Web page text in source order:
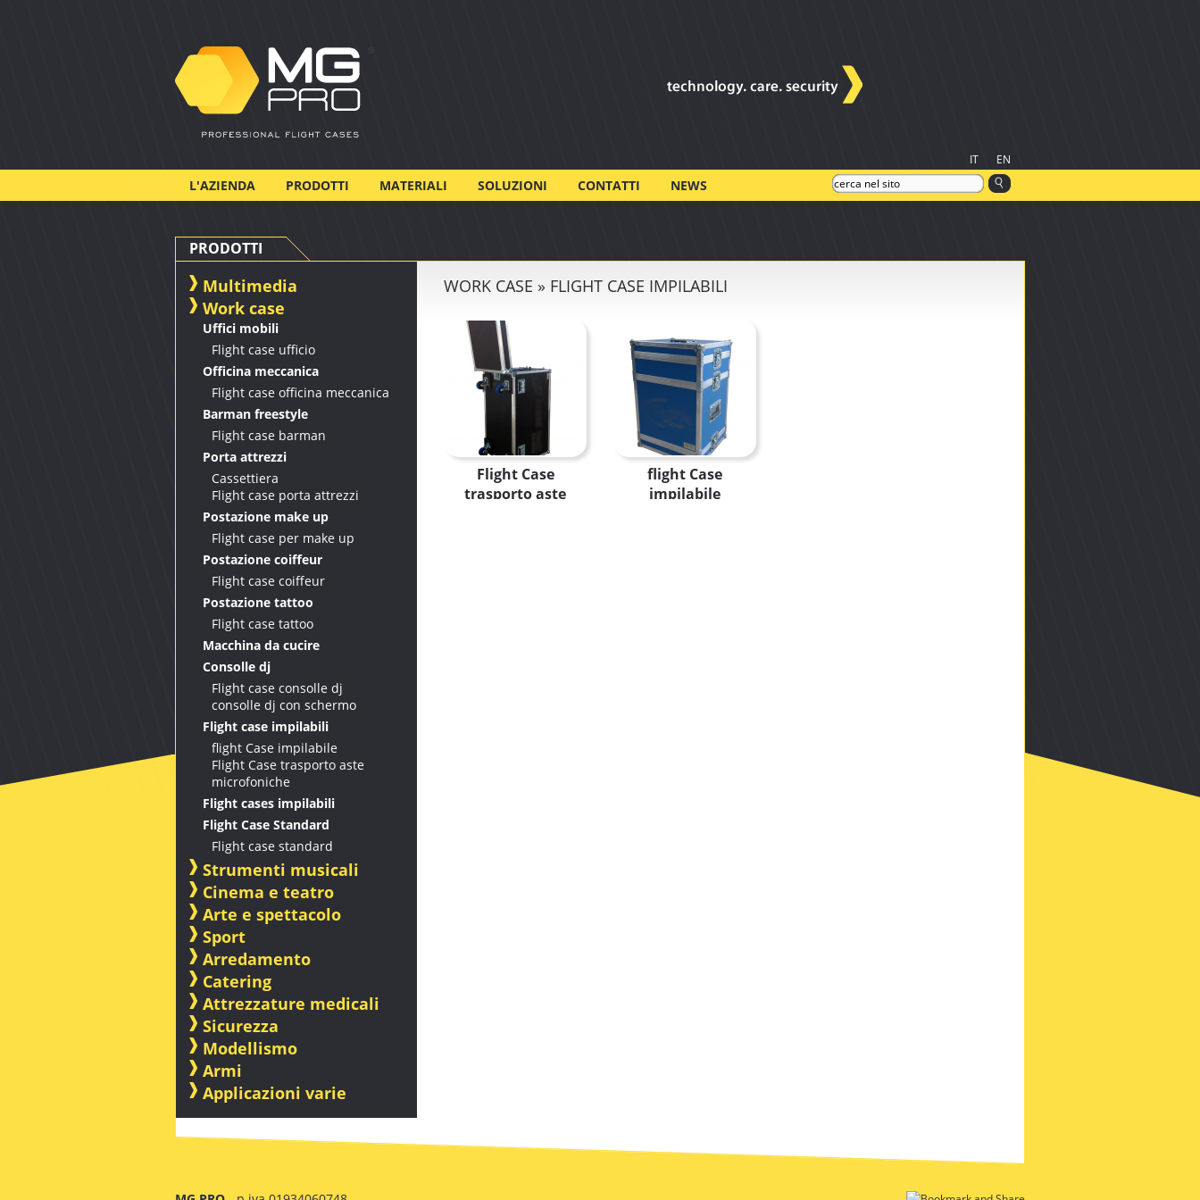
IT EN
L'AZIENDA PRODOTTI MATERIALI SOLUZIONI CONTATTI NEWS
PRODOTTI
Multimedia
Work case
Uffici mobili
Flight case ufficio
Officina meccanica
Flight case officina meccanica
Barman freestyle
Flight case barman
Porta attrezzi
Cassettiera
Flight case porta attrezzi
Postazione make up
Flight case per make up
Postazione coiffeur
Flight case coiffeur
Postazione tattoo
Flight case tattoo
Macchina da cucire
Consolle dj
Flight case consolle dj
consolle dj con schermo
Flight case impilabili
flight Case impilabile
Flight Case trasporto aste
microfoniche
Flight cases impilabili
Flight Case Standard
Flight case standard
Strumenti musicali
Cinema e teatro
Arte e spettacolo
Sport
Arredamento
Catering
Attrezzature medicali
Sicurezza
Modellismo
Armi
Applicazioni varie
WORK CASE » FLIGHT CASE IMPILABILI
Flight Case
trasporto aste
flight Case
impilabile